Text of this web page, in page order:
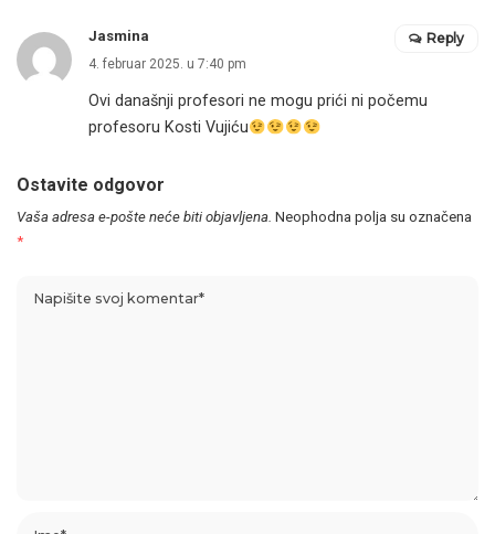
Jasmina
4. februar 2025. u 7:40 pm
Ovi današnji profesori ne mogu prići ni počemu
profesoru Kosti Vujiću
Reply
Ostavite odgovor
Vaša adresa e-pošte neće biti objavljena. Neophodna polja su označena
*